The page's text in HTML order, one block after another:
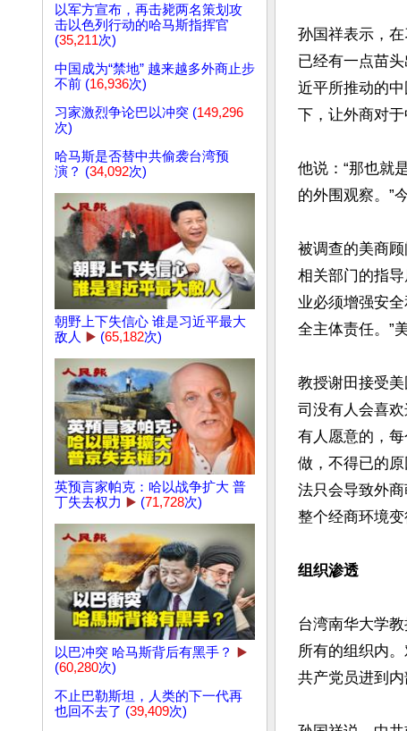
以军方宣布，再击毙两名策划攻
击以色列行动的哈马斯指挥官
(35,211次)
中国成为“禁地” 越来越多外商止步
不前 (16,936次)
习家激烈争论巴以冲突 (149,296
次)
哈马斯是否替中共偷袭台湾预
演？ (34,092次)
朝野上下失信心 谁是习近平最大
敌人 ▶️ (65,182次)
英预言家帕克：哈以战争扩大 普
丁失去权力 ▶️ (71,728次)
以巴冲突 哈马斯背后有黑手？
▶️
(60,280次)
不止巴勒斯坦，人类的下一代再
也回不去了 (39,409次)
孙国祥表示，
已经有一点苗
近平所推动的
下，让外商对于
他说：“那也就
的外围观察。”
被调查的美商
相关部门的指
业必须增强安
全主体责任。”
教授谢田接受
司没有人会喜
有人愿意的，
做，不得已的
法只会导致外
整个经商环境变
组织渗透
台湾南华大学
所有的组织内
共产党员进到内